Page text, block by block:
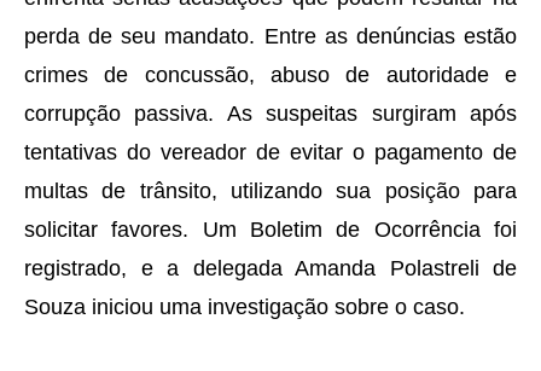
perda de seu mandato. Entre as denúncias estão
crimes de concussão, abuso de autoridade e
corrupção passiva. As suspeitas surgiram após
tentativas do vereador de evitar o pagamento de
multas de trânsito, utilizando sua posição para
solicitar favores. Um Boletim de Ocorrência foi
registrado, e a delegada Amanda Polastreli de
Souza iniciou uma investigação sobre o caso.